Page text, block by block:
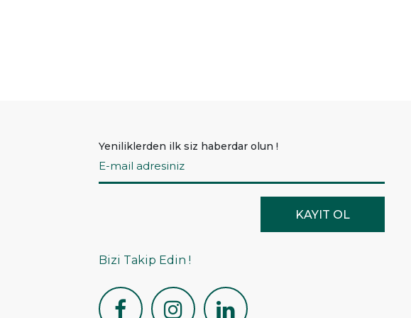
Yeniliklerden ilk siz haberdar olun !
KAYIT OL
Bizi Takip Edin !